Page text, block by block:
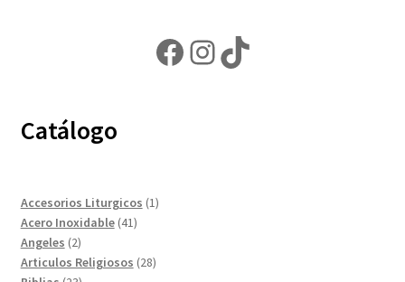
Facebook
Instagram
TikTok
Catálogo
Accesorios Liturgicos 11
Acero Inoxidable 4141
Angeles 22
productos
Articulos Religiosos 2828